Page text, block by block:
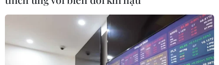
Anh công bố kết quả điều tra ban
đầu vụ đâm dao ở trung tâm London
06/08/2026 06:00